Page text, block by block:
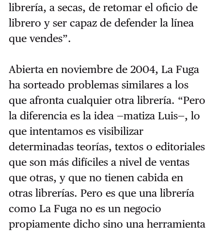
librería, a secas, de retomar el oficio de
librero y ser capaz de defender la línea
que vendes”.
Abierta en noviembre de 2004, La Fuga
ha sorteado problemas similares a los
que afronta cualquier otra librería. “Pero
la diferencia es la idea —matiza Luis—, lo
que intentamos es visibilizar
determinadas teorías, textos o editoriales
que son más difíciles a nivel de ventas
que otras, y que no tienen cabida en
otras librerías. Pero es que una librería
como La Fuga no es un negocio
propiamente dicho sino una herramienta